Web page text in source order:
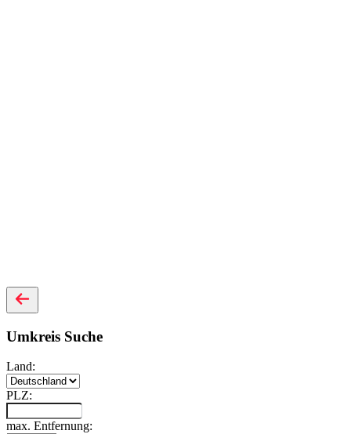
Umkreis Suche
Land:
PLZ:
max. Entfernung: